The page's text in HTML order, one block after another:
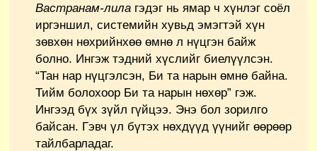
Вастранам-лила гэдэг нь ямар ч хүнлэг соёл
иргэншил, системийн хувьд эмэгтэй хүн
зөвхөн нөхрийнхөө өмнө л нүцгэн байж
болно. Ингэж тэдний хүслийг биелүүлсэн.
“Тан нар нүцгэлсэн, Би та нарын өмнө байна.
Тийм болохоор Би та нарын нөхөр” гэж.
Ингээд бүх зүйл гүйцээ. Энэ бол зорилго
байсан. Гэвч үл бүтэх нөхдүүд үүнийг өөрөөр
тайлбарладаг.